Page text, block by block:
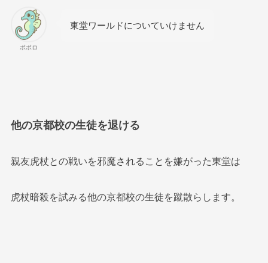
ポポロ
東堂ワールドについていけません
他の京都校の生徒を退ける
親友虎杖との戦いを邪魔されることを嫌がった東堂は
虎杖暗殺を試みる他の京都校の生徒を蹴散らします。